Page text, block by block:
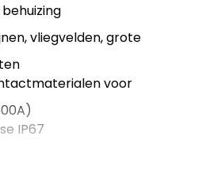
vliegvelden, grote
voor
IP67